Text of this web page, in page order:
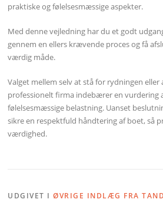
praktiske og følelsesmæssige aspekter.
Med denne vejledning har du et godt
gennem en ellers krævende proces og få
værdig måde.
Valget mellem selv at stå for rydningen eller
professionelt firma indebærer en vurdering
følelsesmæssige belastning. Uanset
sikre en respektfuld håndtering af boet, så
værdighed.
UDGIVET IØVRIGE INDLÆG FRA